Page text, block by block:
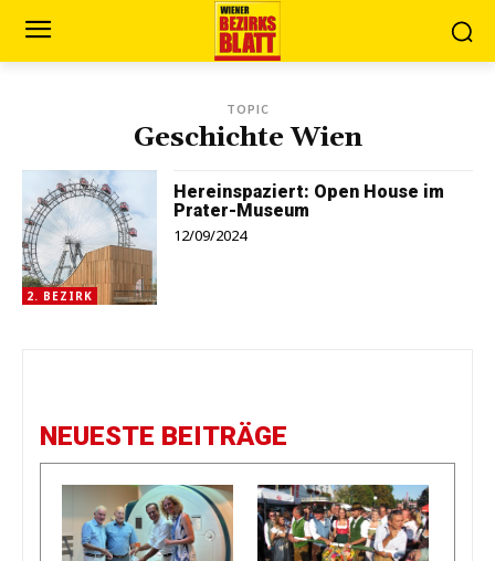
TOPIC
Geschichte Wien
2. BEZIRK
Hereinspaziert: Open House im
Prater-Museum
12/09/2024
NEUESTE BEITRÄGE